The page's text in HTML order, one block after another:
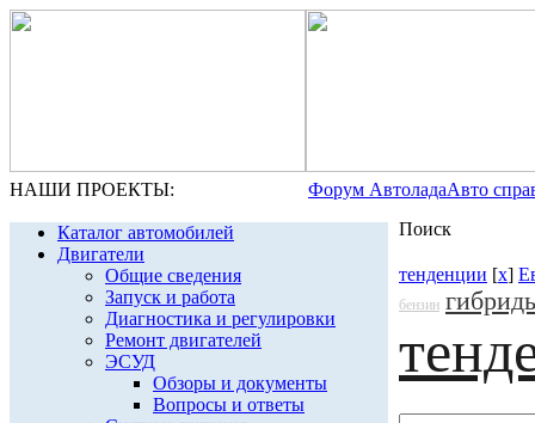
НАШИ ПРОЕКТЫ: Форум АвтоладаАвто
Каталог автомобилей
Двигатели
Общие сведения
Запуск и работа
Диагностика и регулировки
Ремонт двигателей
ЭСУД
Обзоры и документы
Вопросы и ответы
Поиск
тенденции [x]
бензин